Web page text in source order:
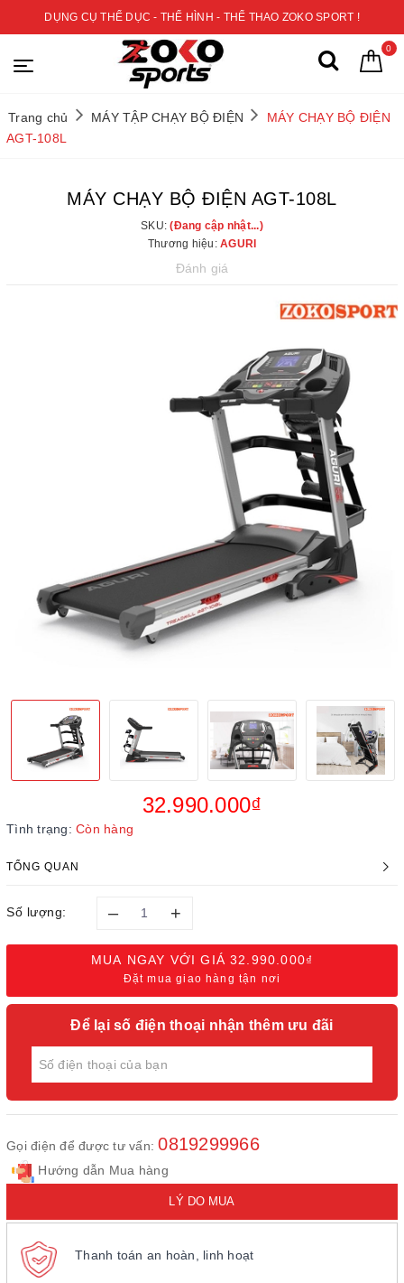
DỤNG CỤ THỂ DỤC - THỂ HÌNH - THỂ THAO ZOKO SPORT !
0
Trang chủ MÁY TẬP CHẠY BỘ ĐIỆN
MÁY CHẠY BỘ ĐIỆN
AGT-108L
MÁY CHẠY BỘ ĐIỆN AGT-108L
SKU:(Đang cập nhật...)
Thương hiệu: AGURI
Đánh giá
32.990.000₫
Tình trạng: Còn hàng
TỔNG QUAN
Số lượng: – +
MUA NGAY VỚI GIÁ32.990.000₫
Đặt mua giao hàng tận nơi
Để lại số điện thoại nhận thêm ưu đãi
Gọi điện để được tư vấn:0819299966
Hướng dẫn Mua hàng
LÝ DO MUA
Thanh toán an hoàn, linh hoạt